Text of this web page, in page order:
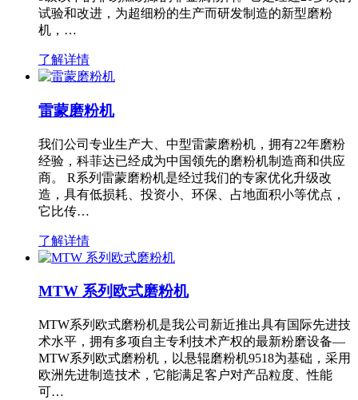
试验和改进，为超细粉的生产而研发制造的新型磨粉
机，…
了解详情
雷蒙磨粉机
我们公司专业生产大、中型雷蒙磨粉机，拥有22年磨粉
经验，科菲达已经成为中国领先的磨粉机制造商和供应
商。 R系列雷蒙磨粉机是经过我们的专家优化升级改
造，具有低损耗、投资小、环保、占地面积小等优点，
它比传…
了解详情
MTW 系列欧式磨粉机
MTW系列欧式磨粉机是我公司新近推出具有国际先进技
术水平，拥有多项自主专利技术产权的最新粉磨设备—
MTW系列欧式磨粉机，以悬辊磨粉机9518为基础，采用
欧洲先进制造技术，它能满足客户对产品粒度、性能
可…